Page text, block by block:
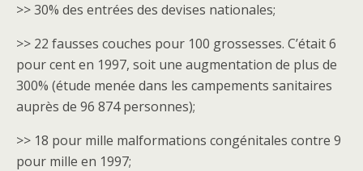
>> 30% des entrées des devises nationales;
>> 22 fausses couches pour 100 grossesses. C’était 6
pour cent en 1997, soit une augmentation de plus de
300% (étude menée dans les campements sanitaires
auprès de 96 874 personnes);
>> 18 pour mille malformations congénitales contre 9
pour mille en 1997;